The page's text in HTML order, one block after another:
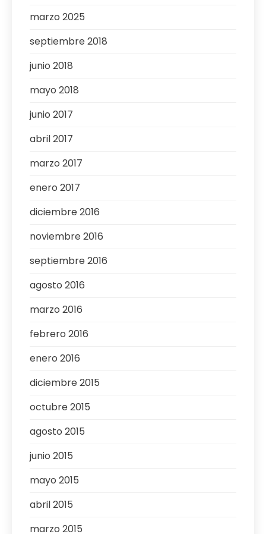
marzo 2025
septiembre 2018
junio 2018
mayo 2018
junio 2017
abril 2017
marzo 2017
enero 2017
diciembre 2016
noviembre 2016
septiembre 2016
agosto 2016
marzo 2016
febrero 2016
enero 2016
diciembre 2015
octubre 2015
agosto 2015
junio 2015
mayo 2015
abril 2015
marzo 2015